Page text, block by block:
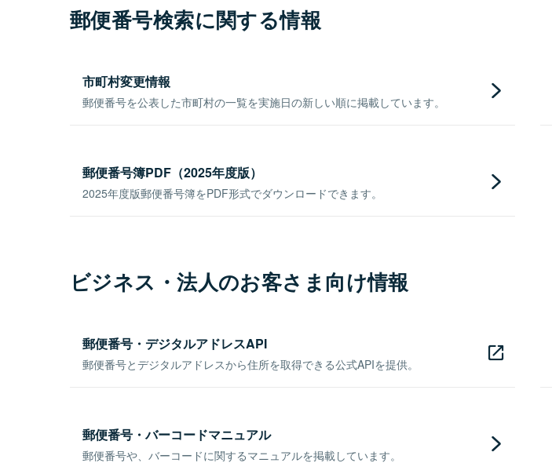
郵便番号検索に関する情報
市町村変更情報
郵便番号を公表した市町村の一覧を実施日の新しい順に掲載しています。
郵便番号簿PDF（2025年度版）
2025年度版郵便番号簿をPDF形式でダウンロードできます。
ビジネス・法人のお客さま向け情報
郵便番号・デジタルアドレスAPI
郵便番号とデジタルアドレスから住所を取得できる公式APIを提供。
郵便番号・バーコードマニュアル
郵便番号や、バーコードに関するマニュアルを掲載しています。